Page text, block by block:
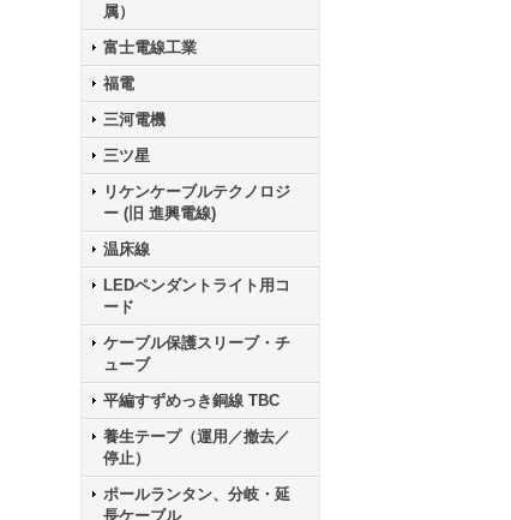
属）
富士電線工業
福電
三河電機
三ツ星
リケンケーブルテクノロジ
ー (旧 進興電線)
温床線
LEDペンダントライト用コ
ード
ケーブル保護スリーブ・チ
ューブ
平編すずめっき銅線 TBC
養生テープ（運用／撤去／
停止）
ポールランタン、分岐・延
長ケーブル